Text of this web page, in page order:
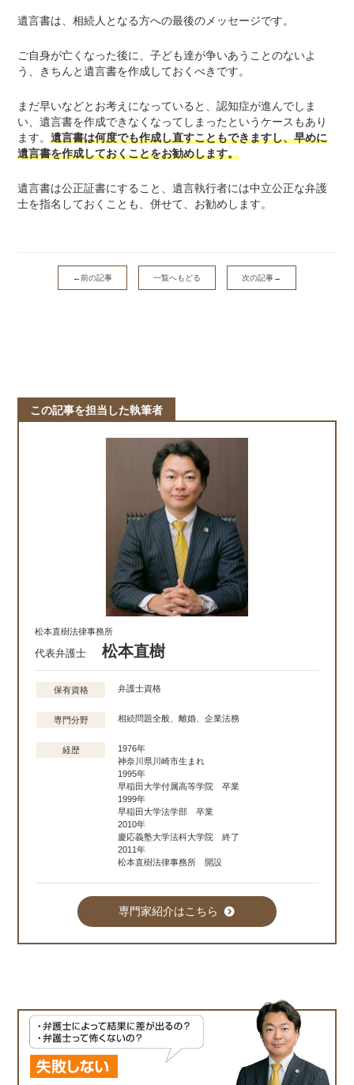
遺言書は、相続人となる方への最後のメッセージです。
ご自身が亡くなった後に、子ども達が争いあうことのないよ
う、きちんと遺言書を作成しておくべきです。
まだ早いなどとお考えになっていると、認知症が進んでしま
い、遺言書を作成できなくなってしまったというケースもあり
ます。遺言書は何度でも作成し直すこともできますし、早めに
遺言書を作成しておくことをお勧めします。
遺言書は公正証書にすること、遺言執行者には中立公正な弁護
士を指名しておくことも、併せて、お勧めします。
←前の記事 一覧へもどる 次の記事→
この記事を担当した執筆者
松本直樹法律事務所
代表弁護士 松本直樹
保有資格 弁護士資格
専門分野 相続問題全般、離婚、企業法務
経歴
1976年
神奈川県川崎市生まれ
1995年
早稲田大学付属高等学院 卒業
1999年
早稲田大学法学部 卒業
2010年
慶応義塾大学法科大学院 終了
2011年
松本直樹法律事務所 開設
専門家紹介はこちら